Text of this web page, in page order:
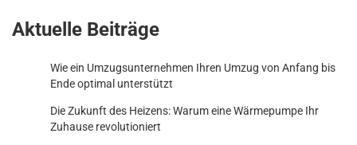
Aktuelle Beiträge
Wie ein Umzugsunternehmen Ihren Umzug von Anfang bis
Ende optimal unterstützt
Die Zukunft des Heizens: Warum eine Wärmepumpe Ihr
Zuhause revolutioniert